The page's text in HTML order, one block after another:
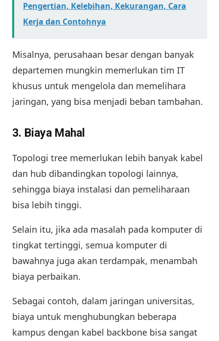
Pengertian, Kelebihan, Kekurangan, Cara
Kerja dan Contohnya
Misalnya, perusahaan besar dengan banyak
departemen mungkin memerlukan tim IT
khusus untuk mengelola dan memelihara
jaringan, yang bisa menjadi beban tambahan.
3. Biaya Mahal
Topologi tree memerlukan lebih banyak kabel
dan hub dibandingkan topologi lainnya,
sehingga biaya instalasi dan pemeliharaan
bisa lebih tinggi.
Selain itu, jika ada masalah pada komputer di
tingkat tertinggi, semua komputer di
bawahnya juga akan terdampak, menambah
biaya perbaikan.
Sebagai contoh, dalam jaringan universitas,
biaya untuk menghubungkan beberapa
kampus dengan kabel backbone bisa sangat